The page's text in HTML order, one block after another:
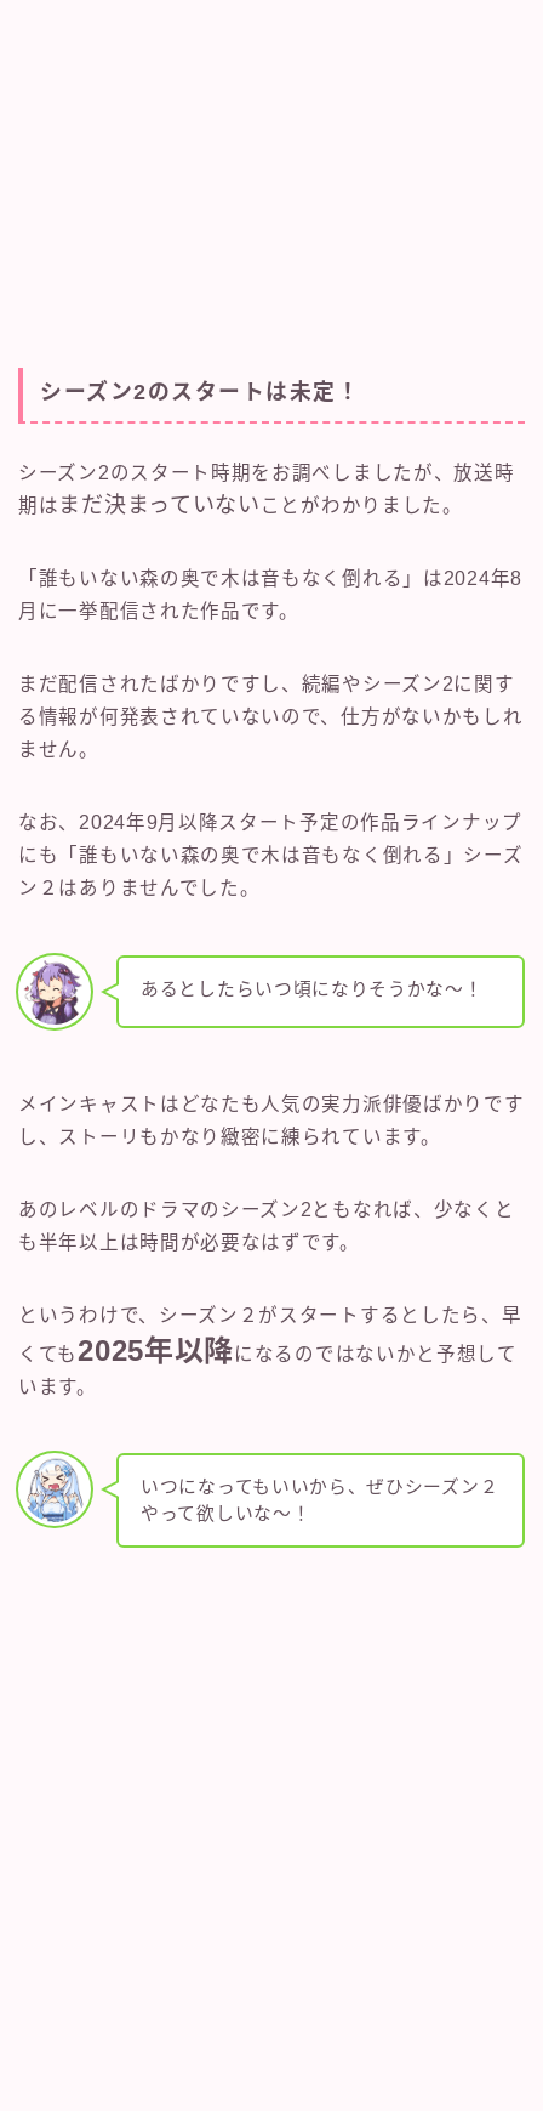
シーズン2のスタートは未定！
シーズン2のスタート時期をお調べしましたが、放送時
期は まだ決まっていない ことがわかりました。
「誰もいない森の奥で木は音もなく倒れる」は2024年8
月に一挙配信された作品です。
まだ配信されたばかりですし、続編やシーズン2に関す
る情報が何発表されていないので、仕方がないかもしれ
ません。
なお、2024年9月以降スタート予定の作品ラインナップ
にも「誰もいない森の奥で木は音もなく倒れる」シーズ
ン２はありませんでした。
あるとしたらいつ頃になりそうかな〜！
メインキャストはどなたも人気の実力派俳優ばかりです
し、ストーリもかなり緻密に練られています。
あのレベルのドラマのシーズン2ともなれば、少なくと
も半年以上は時間が必要なはずです。
というわけで、シーズン２がスタートするとしたら、早
くても2025年以降になるのではないかと予想して
います。
いつになってもいいから、ぜひシーズン２
やって欲しいな〜！